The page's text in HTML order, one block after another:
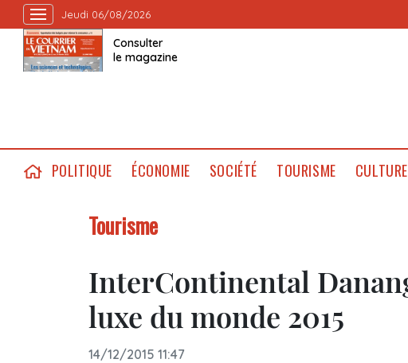
Jeudi 06/08/2026
Consulter
le magazine
POLITIQUE ÉCONOMIE SOCIÉTÉ TOURISME CULTURE
Tourisme
InterContinental
luxe du monde 2015
14/12/2015 11:47